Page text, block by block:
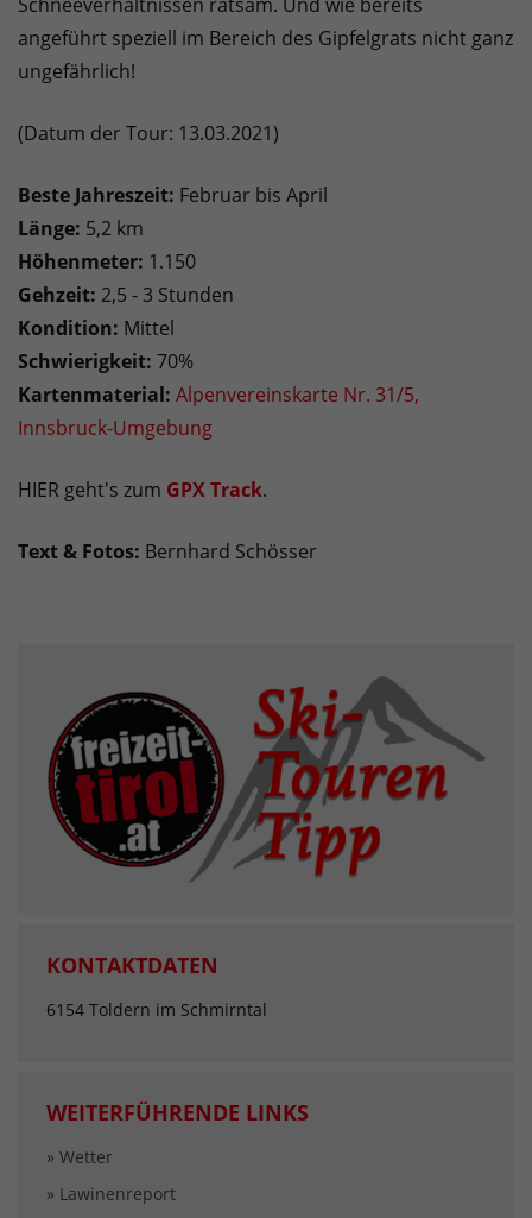
angeführt speziell im Bereich des Gipfelgrats nicht ganz
ungefährlich!
(Datum der Tour: 13.03.2021)
Beste Jahreszeit: Februar bis April
Länge: 5,2 km
Höhenmeter: 1.150
Gehzeit: 2,5 - 3 Stunden
Kondition: Mittel
Schwierigkeit: 70%
Kartenmaterial: Alpenvereinskarte Nr. 31/5,
Innsbruck-Umgebung
HIER geht's zum GPX Track.
Text & Fotos: Bernhard Schösser
KONTAKTDATEN
6154 Toldern im Schmirntal
WEITERFÜHRENDE LINKS
» Wetter
» Lawinenreport